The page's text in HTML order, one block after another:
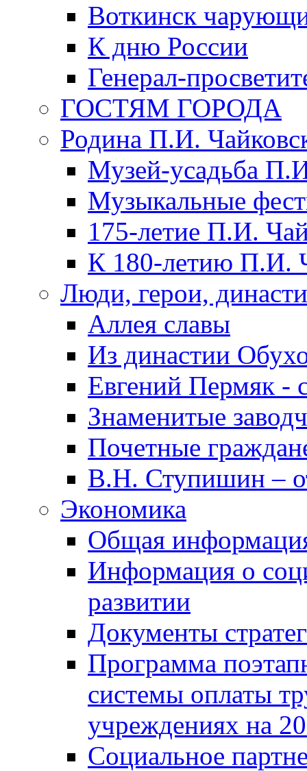
Воткинск
К дню России
Генерал-
ГОСТЯМ ГОРОДА
Родина П.И.
Музей-усадьба
Музыкальные
175-летие П.И.
К 180-летию П.И.
Люди, герои,
Аллея славы
Из династии
Евгений Пермяк -
Знаменитые
Почетные
В.Н. Ступишин –
Экономика
Общая
Информация о
развитии
Документы
Программа
системы оплаты
учреждениях на
Социальное